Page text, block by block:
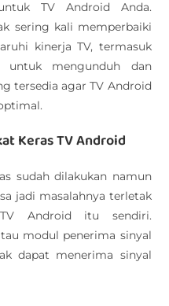
TV Android Anda.
sering kali memperbaiki
kinerja TV, termasuk
untuk mengunduh dan
tersedia agar TV Android
Keras TV Android
sudah dilakukan namun
jadi masalahnya terletak
Android itu sendiri.
modul penerima sinyal
dapat menerima sinyal